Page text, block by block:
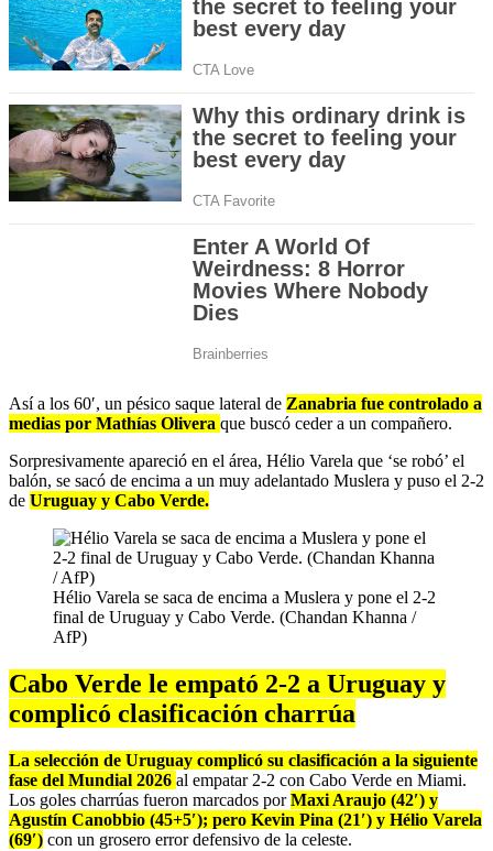
Así a los 60′, un pésico saque lateral de Zanabria fue controlado a
medias por Mathías Olivera que buscó ceder a un compañero.
Sorpresivamente apareció en el área, Hélio Varela que ‘se robó’ el
balón, se sacó de encima a un muy adelantado Muslera y puso el 2-2
de Uruguay y Cabo Verde.
Hélio Varela se saca de encima a Muslera y pone el 2-2
final de Uruguay y Cabo Verde. (Chandan Khanna /
AfP)
Cabo Verde le empató 2-2 a Uruguay y
complicó clasificación charrúa
La selección de Uruguay complicó su clasificación a la siguiente
fase del Mundial 2026 al empatar 2-2 con Cabo Verde en Miami.
Los goles charrúas fueron marcados porMaxi Araujo (42′) y
Agustín Canobbio (45+5′); pero Kevin Pina (21′) y Hélio Varela
(69′) con un grosero error defensivo de la celeste.